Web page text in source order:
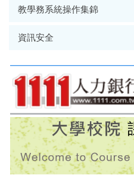
教學務系統操作集錦
資訊安全